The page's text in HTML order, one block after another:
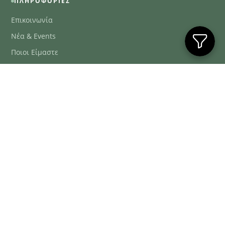
Επικοινωνία
Νέα & Events
Ποιοι Είμαστε